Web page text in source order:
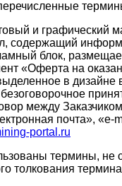
и графический
содержащий
блок,
«Оферта на
в
между
почта»,
portal.ru
термины, не
толкования